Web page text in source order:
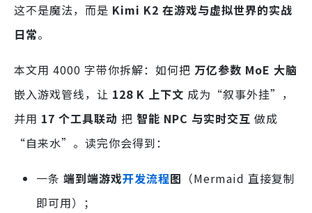
这不是魔法，而是 Kimi K2 在游戏与虚拟世界的实战
日常。
本文用 4000 字带你拆解：如何把 万亿参数 MoE 大脑
嵌入游戏管线，让 128 K 上下文 成为“叙事外挂”，
并用 17 个工具联动 把 智能 NPC 与实时交互 做成
“自来水”。读完你会得到：
一条 端到端游戏开发流程图 （Mermaid 直接复制
即可用）；